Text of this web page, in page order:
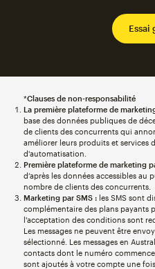
Essai
*Clauses de non-responsabilité
La première plateforme de
base des données publiques de
de clients des concurrents qui
améliorer leurs produits et services
d'automatisation.
Première plateforme de marketing
d’après les données accessibles
nombre de clients des concurrents.
Marketing par SMS :les SMS sont
complémentaire des plans payants
l'acceptation des conditions sont
Les messages ne peuvent être
sélectionné. Les messages en
contacts dont le numéro
sont ajoutés à votre compte une